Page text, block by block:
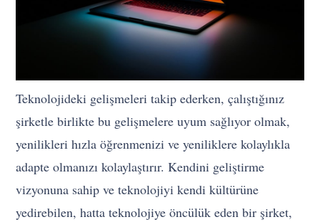
Teknolojideki gelişmeleri takip ederken, çalıştığınız
şirketle birlikte bu gelişmelere uyum sağlıyor olmak,
yenilikleri hızla öğrenmenizi ve yeniliklere kolaylıkla
adapte olmanızı kolaylaştırır. Kendini geliştirme
vizyonuna sahip ve teknolojiyi kendi kültürüne
yedirebilen, hatta teknolojiye öncülük eden bir şirket,